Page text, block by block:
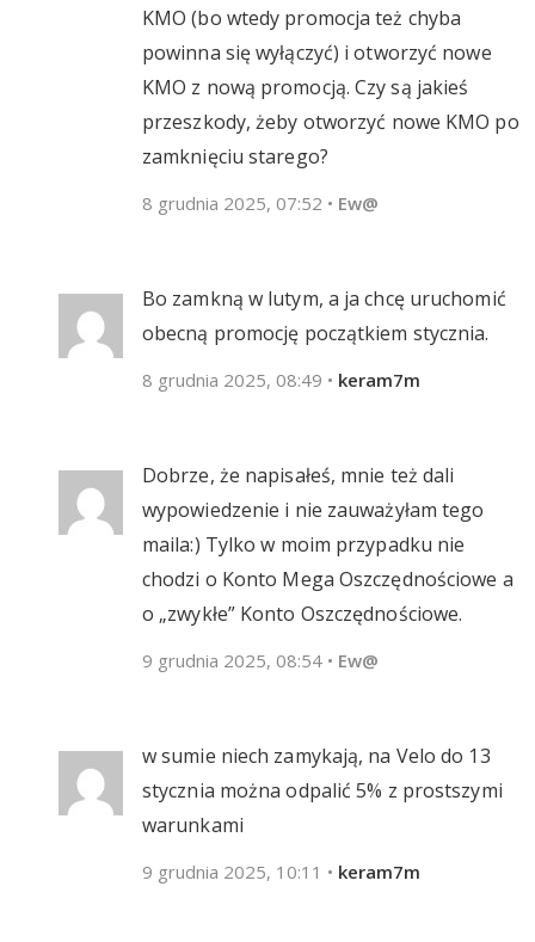
KMO (bo wtedy promocja też chyba
powinna się wyłączyć) i otworzyć nowe
KMO z nową promocją. Czy są jakieś
przeszkody, żeby otworzyć nowe KMO po
zamknięciu starego?
8 grudnia 2025, 07:52 • Ew@
Bo zamkną w lutym, a ja chcę uruchomić
obecną promocję początkiem stycznia.
8 grudnia 2025, 08:49 • keram7m
Dobrze, że napisałeś, mnie też dali
wypowiedzenie i nie zauważyłam tego
maila:) Tylko w moim przypadku nie
chodzi o Konto Mega Oszczędnościowe a
o „zwykłe” Konto Oszczędnościowe.
9 grudnia 2025, 08:54 • Ew@
w sumie niech zamykają, na Velo do 13
stycznia można odpalić 5% z prostszymi
warunkami
9 grudnia 2025, 10:11 • keram7m